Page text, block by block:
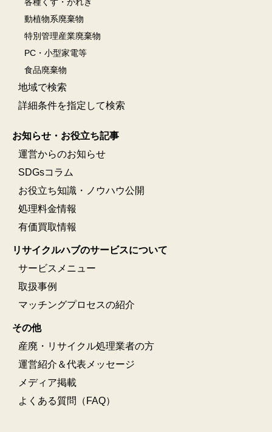
各種くず・がれき
動植物系廃棄物
特別管理産業廃棄物
PC・小型家電等
食品廃棄物
地域で検索
詳細条件を指定して検索
お知らせ・お役立ち記事
運営からのお知らせ
SDGsコラム
お役立ち知識・ノウハウ公開
処理料金情報
有価買取情報
リサイクルハブのサービスについて
サービスメニュー
取扱事例
マッチングプロセスの紹介
その他
産廃・リサイクル処理業者の方
運営紹介＆代表メッセージ
メディア掲載
よくある質問（FAQ）